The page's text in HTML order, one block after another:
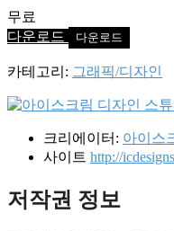
무료
다운로드
카테고리: 그래픽/디자인
크리에이터: 아이스
사이트 http://
저작권 정보